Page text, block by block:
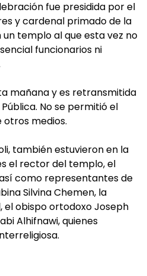
fue presidida por el
y cardenal primado de la
un templo al que esta vez no
funcionarios ni
mañana y es retransmitida
No se permitió el
otros medios.
también estuvieron en la
el rector del templo, el
como representantes de
Silvina Chemen, la
el obispo ortodoxo Joseph
Alhifnawi, quienes